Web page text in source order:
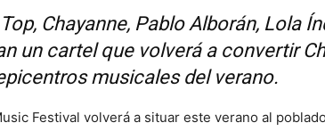
Chayanne, Pablo Alborán, Lola
un cartel que volverá a convertir
musicales del verano.
Festival volverá a situar este verano al